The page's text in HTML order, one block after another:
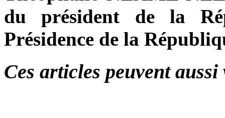
du président de la
Présidence de la
Ces articles peuvent